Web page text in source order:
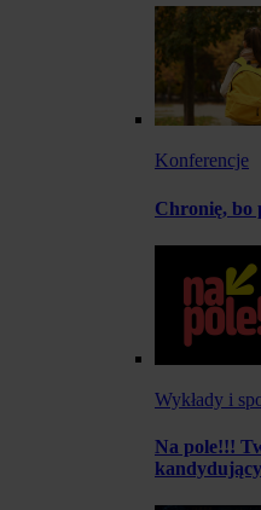
Konferencje
Chronię, bo
Wykłady i
Na pole!!!